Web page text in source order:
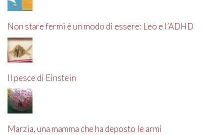
Non stare fermi è un modo di essere: Leo e l’ADHD
Il pesce di Einstein
Marzia, una mamma che ha deposto le armi